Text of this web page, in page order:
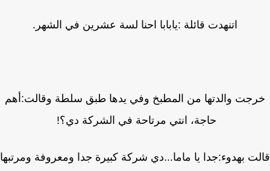
اتنهدت قائلة :يابابا احنا لسة عشرين في الشهر.
والدتها من المطبخ وفي يدها طبق سلطة وقالت:أهم
حاجة، انتي مرتاحة في الشركة دي؟!
بهدوء:جدا يا ماما...دي شركة كبيرة جدا ومعروفة ومرتبها